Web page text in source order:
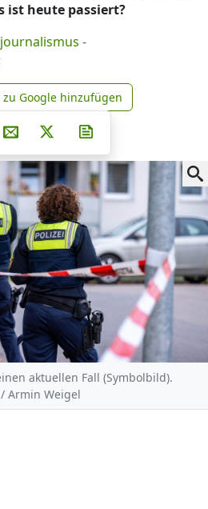
ist heute passiert?
-
news.de zu Google
zu Google hinzufügen
auf Facebook
Teilen auf Whatsapp
Teilen auf Telegram
auf Pinterest
Per E-Mail teilen
Post auf X
aktuellen Fall (Symbolbild).
Armin Weigel